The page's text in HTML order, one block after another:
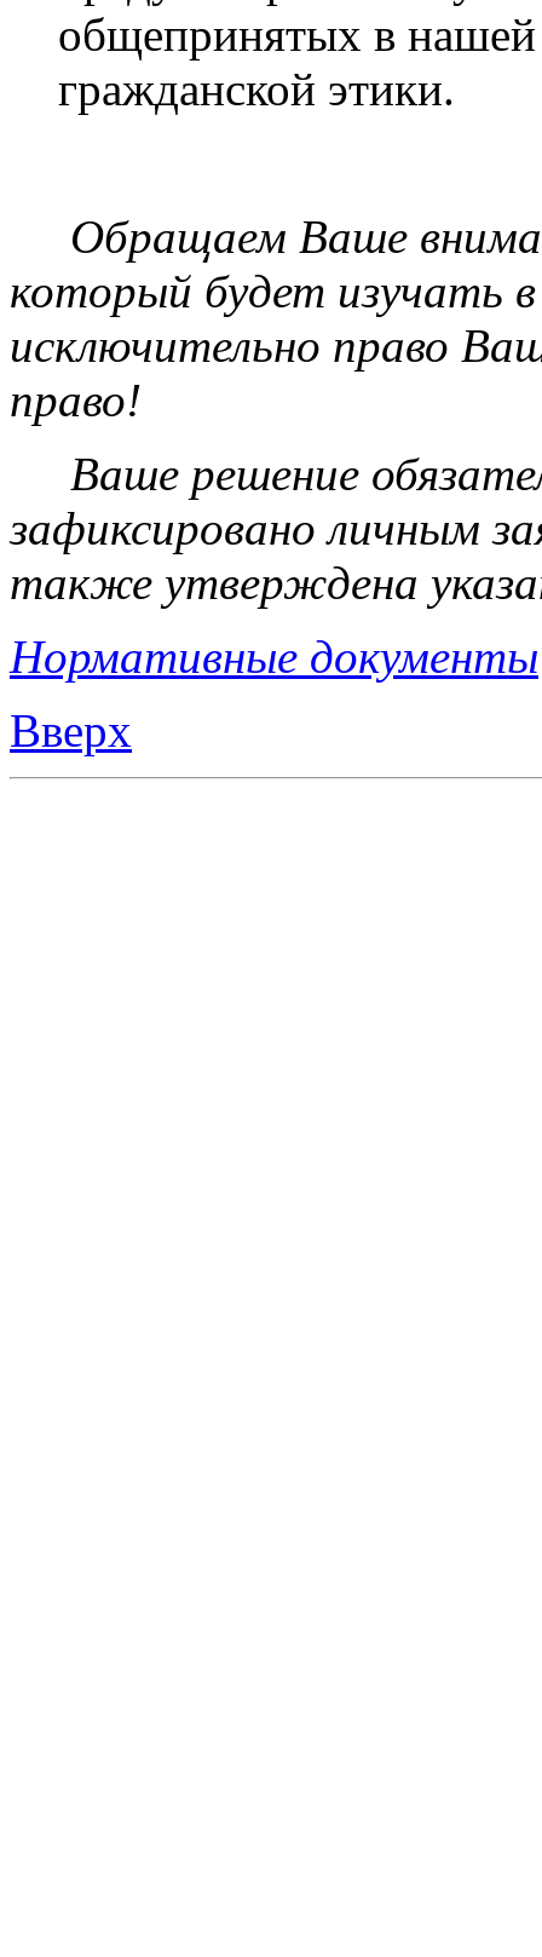
Обращаем Ваше
который будет изучать
право!
Ваше решение
зафиксировано личным
также утверждена
Нормативные документы
Вверх